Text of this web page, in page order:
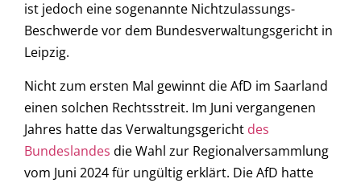
ist jedoch eine sogenannte Nichtzulassungs-
Beschwerde vor dem Bundesverwaltungsgericht in
Leipzig.
Nicht zum ersten Mal gewinnt die AfD im Saarland
einen solchen Rechtsstreit. Im Juni vergangenen
Jahres hatte das Verwaltungsgericht des
Bundeslandes die Wahl zur Regionalversammlung
vom Juni 2024 für ungültig erklärt. Die AfD hatte